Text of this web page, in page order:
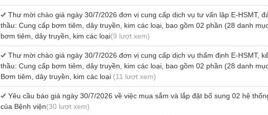
Thư mời chào giá ngày 30/7/2026 đơn vị cung cấp dịch vụ tư vấn lập E-HSMT,
thầu: Cung cấp bơm tiêm, dây truyền, kim các loại, bao gồm 02 phần (28 danh
bơm tiêm, dây truyền, kim các loại(9 lượt xem)
Thư mời chào giá ngày 30/7/2026 đơn vị cung cấp dịch vụ thẩm định E-HSMT,
thầu: Cung cấp bơm tiêm, dây truyền, kim các loại, bao gồm 02 phần (28 danh
Bơm tiêm, dây truyền, kim các loại (11 lượt xem)
Yêu cầu báo giá ngày 30/7/2026 về việc mua sắm và lắp đặt bổ sung 02 hệ
của Bệnh viện(30 lượt xem)